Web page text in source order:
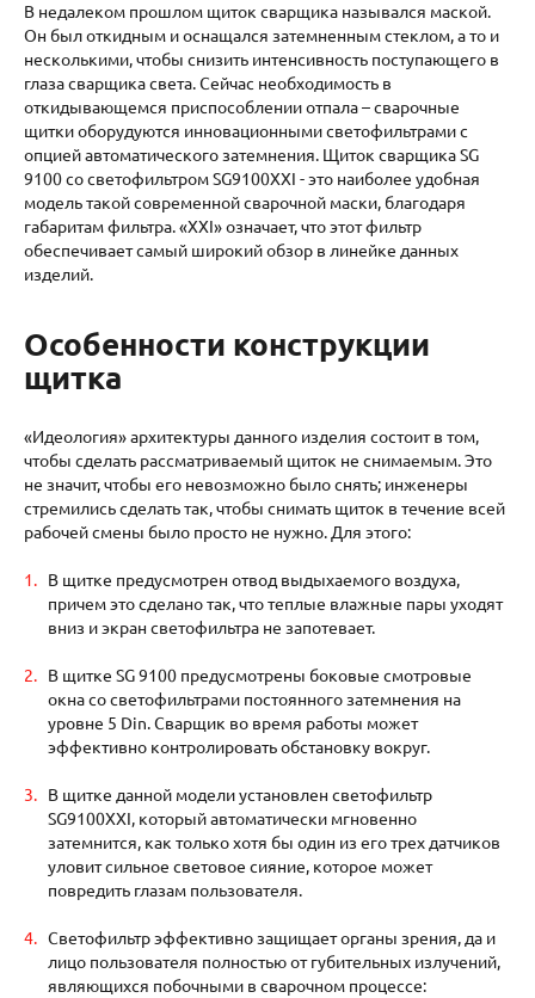
В недалеком прошлом щиток сварщика назывался маской.
Он был откидным и оснащался затемненным стеклом, а то и
несколькими, чтобы снизить интенсивность поступающего в
глаза сварщика света. Сейчас необходимость в
откидывающемся приспособлении отпала – сварочные
щитки оборудуются инновационными светофильтрами с
опцией автоматического затемнения. Щиток сварщика SG
9100 со светофильтром SG9100XXI - это наиболее удобная
модель такой современной сварочной маски, благодаря
габаритам фильтра. «XXI» означает, что этот фильтр
обеспечивает самый широкий обзор в линейке данных
изделий.
Особенности конструкции
щитка
«Идеология» архитектуры данного изделия состоит в том,
чтобы сделать рассматриваемый щиток не снимаемым. Это
не значит, чтобы его невозможно было снять; инженеры
стремились сделать так, чтобы снимать щиток в течение всей
рабочей смены было просто не нужно. Для этого:
В щитке предусмотрен отвод выдыхаемого воздуха,
причем это сделано так, что теплые влажные пары уходят
вниз и экран светофильтра не запотевает.
В щитке SG 9100 предусмотрены боковые смотровые
окна со светофильтрами постоянного затемнения на
уровне 5 Din. Сварщик во время работы может
эффективно контролировать обстановку вокруг.
В щитке данной модели установлен светофильтр
SG9100XXI, который автоматически мгновенно
затемнится, как только хотя бы один из его трех датчиков
уловит сильное световое сияние, которое может
повредить глазам пользователя.
Светофильтр эффективно защищает органы зрения, да и
лицо пользователя полностью от губительных излучений,
являющихся побочными в сварочном процессе: